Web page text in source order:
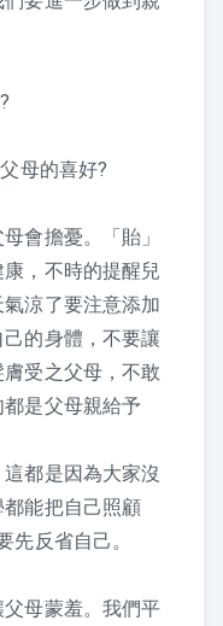
母的喜好?
會擔憂。「貽」
，不時的提醒兒
涼了要注意添加
的身體，不要讓
受之父母，不敢
是父母親給予
都是因為大家沒
能把自己照顧
先反省自己。
母蒙羞。我們平